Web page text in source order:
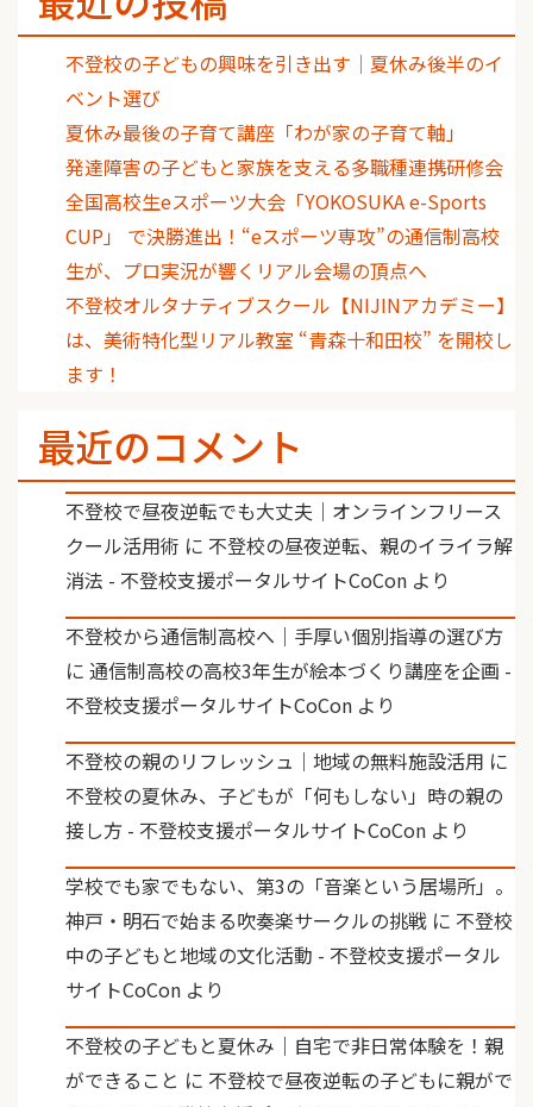
不登校の子どもの興味を引き出す｜夏休み後半のイ
ベント選び
夏休み最後の子育て講座「わが家の子育て軸」
発達障害の子どもと家族を支える多職種連携研修会
全国高校生eスポーツ大会「YOKOSUKA e-Sports
CUP」 で決勝進出！“eスポーツ専攻”の通信制高校
生が、プロ実況が響くリアル会場の頂点へ
不登校オルタナティブスクール【NIJINアカデミー】
は、美術特化型リアル教室 “青森十和田校” を開校し
ます！
最近のコメント
不登校で昼夜逆転でも大丈夫｜オンラインフリース
クール活用術 に 不登校の昼夜逆転、親のイライラ解
消法 - 不登校支援ポータルサイトCoCon より
不登校から通信制高校へ｜手厚い個別指導の選び方
に 通信制高校の高校3年生が絵本づくり講座を企画 -
不登校支援ポータルサイトCoCon より
不登校の親のリフレッシュ｜地域の無料施設活用 に
不登校の夏休み、子どもが「何もしない」時の親の
接し方 - 不登校支援ポータルサイトCoCon より
学校でも家でもない、第3の「音楽という居場所」。
神戸・明石で始まる吹奏楽サークルの挑戦 に 不登校
中の子どもと地域の文化活動 - 不登校支援ポータル
サイトCoCon より
不登校の子どもと夏休み｜自宅で非日常体験を！親
ができること に 不登校で昼夜逆転の子どもに親がで